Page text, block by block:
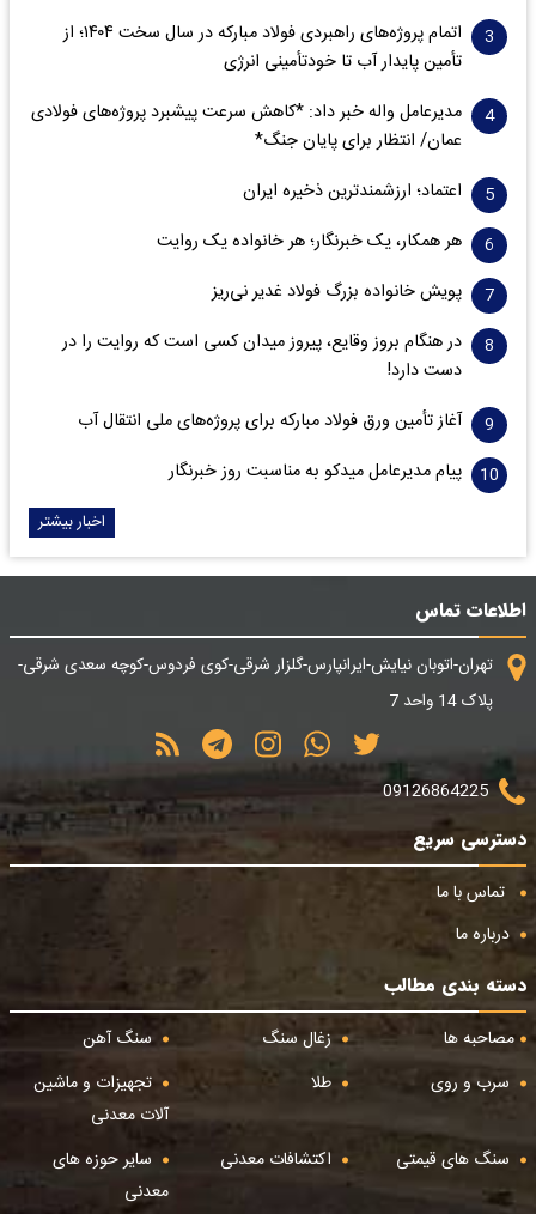
اتمام پروژه‌های راهبردی فولاد مبارکه در سال سخت ۱۴۰۴؛ از
تأمین پایدار آب تا خودتأمینی انرژی
مدیرعامل واله خبر داد: *کاهش سرعت پیشبرد پروژه‌های فولادی
عمان/ انتظار برای پایان جنگ*
اعتماد؛ ارزشمندترین ذخیره ایران
هر همکار، یک خبرنگار؛ هر خانواده یک روایت
پویش خانواده بزرگ فولاد غدیر نی‌ریز
در هنگام بروز وقایع، پیروز میدان کسی است که روایت را در
دست دارد!
آغاز تأمین ورق فولاد مبارکه برای پروژه‌های ملی انتقال آب
پیام مدیرعامل میدکو به مناسبت روز خبرنگار
اخبار بیشتر
اطلاعات تماس
تهران-اتوبان نیایش-ایرانپارس-گلزار شرقی-کوی فردوس-کوچه سعدی شرقی-
پلاک 14 واحد 7
09126864225
دسترسی سریع
تماس با ما
درباره ما
دسته بندی مطالب
مصاحبه ها
زغال سنگ
سنگ آهن
سرب و روی
طلا
تجهیزات و ماشین
آلات معدنی
سنگ های قیمتی
اکتشافات معدنی
سایر حوزه های
معدنی